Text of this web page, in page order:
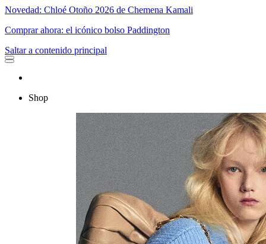
Novedad: Chloé Otoño 2026 de Chemena Kamali
Comprar ahora: el icónico bolso Paddington
Saltar a contenido principal
Shop